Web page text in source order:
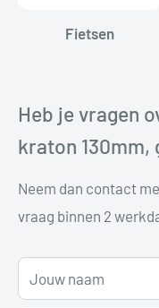
Fietsen
Heb je vragen
kraton 130mm,
Neem dan contact
vraag binnen 2
Jouw naam